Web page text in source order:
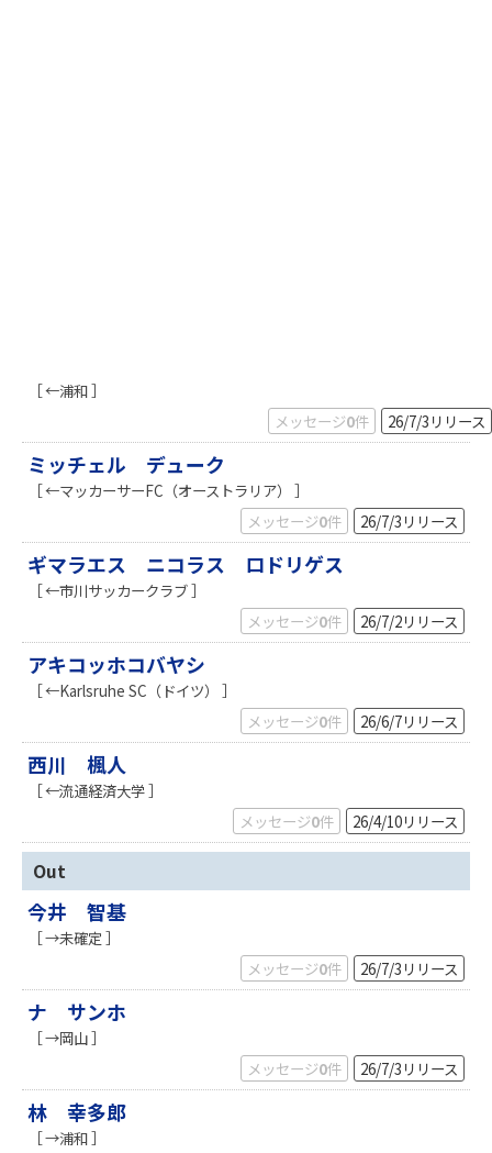
［ ←浦和 ］
メッセージ0件 26/7/3 リリース
ミッチェル デューク
［ ←マッカーサーFC（オーストラリア） ］
メッセージ0件 26/7/3 リリース
ギマラエス ニコラス ロドリゲス
［ ←市川サッカークラブ ］
メッセージ0件 26/7/2リリース
アキコッホコバヤシ
［ ←Karlsruhe SC（ドイツ） ］
メッセージ0件 26/6/7リリース
西川 楓人
［ ←流通経済大学 ］
メッセージ0件 26/4/10リリース
Out
今井 智基
［ →未確定 ］
メッセージ0件 26/7/3 リリース
ナ サンホ
［ →岡山 ］
メッセージ0件 26/7/3 リリース
林 幸多郎
［ →浦和 ］